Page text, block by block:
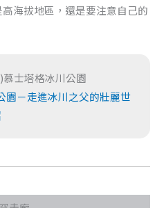
海拔地區，還是要注意自己的
士塔格冰川公園
園－走進冰川之父的壯麗世